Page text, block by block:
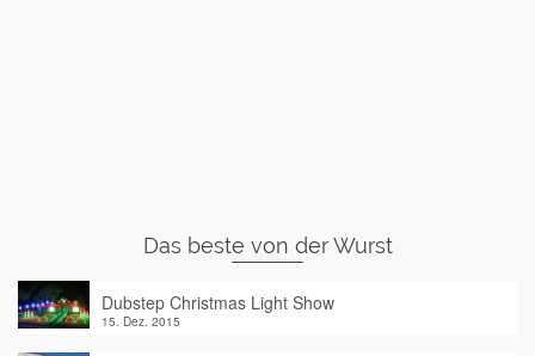
Das beste von der Wurst
Dubstep Christmas Light Show
15. Dez. 2015